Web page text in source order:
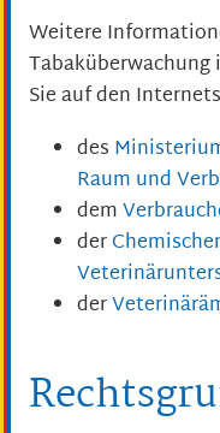
Weitere
Sie auf den
des
Raum und
dem
der
der